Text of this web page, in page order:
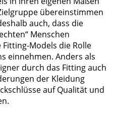
übereinstimmen
auch, dass die
Menschen
Models die Rolle
einnehmen. Anders als
durch das Fitting auch
der Kleidung
auf Qualität und